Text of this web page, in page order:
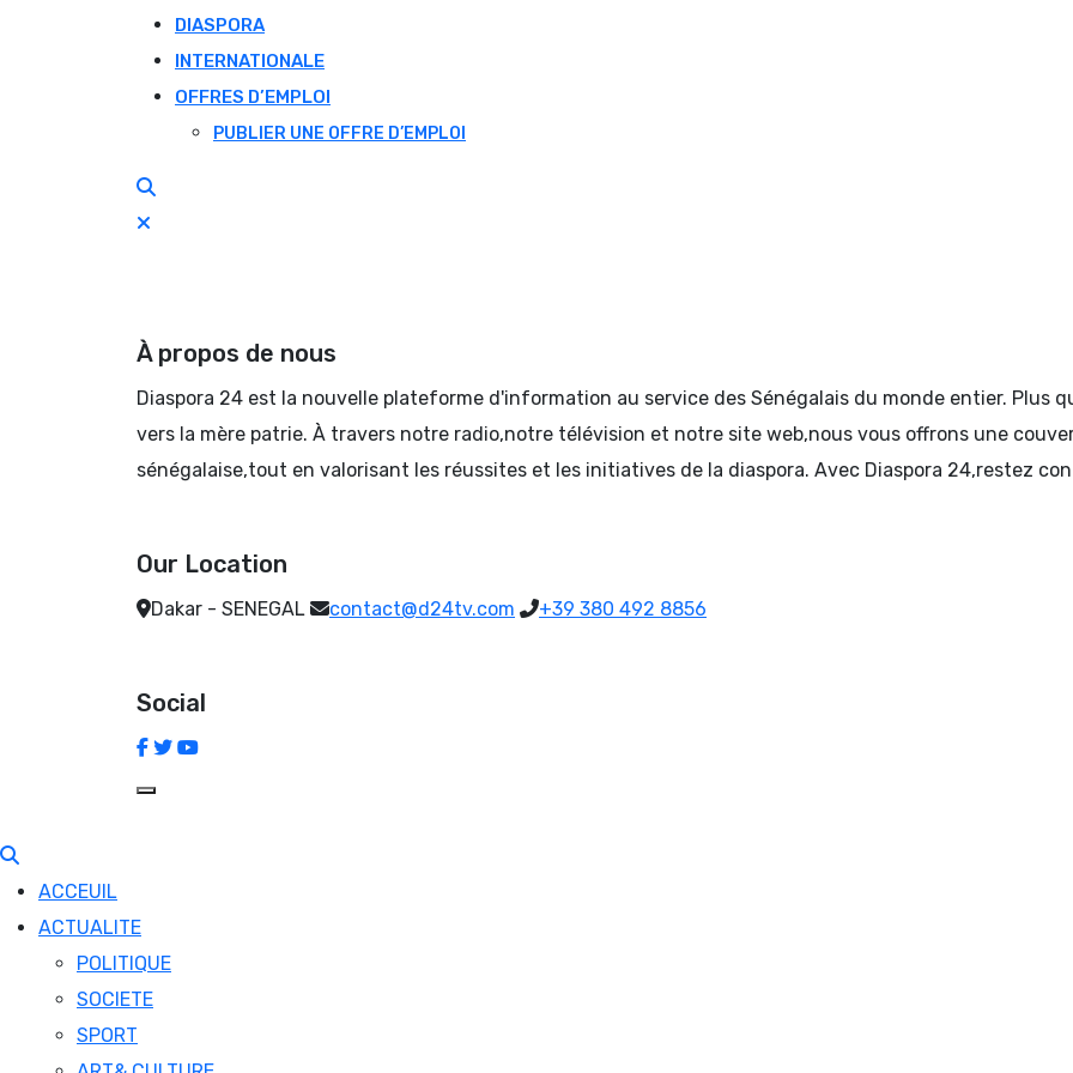
DIASPORA
INTERNATIONALE
OFFRES D’EMPLOI
PUBLIER UNE OFFRE D’EMPLOI
À propos de nous
Diaspora 24 est la nouvelle plateforme d'information au service des Sénégalais du monde entier. Plus
vers la mère patrie. À travers notre radio,notre télévision et notre site web,nous vous offrons une
sénégalaise,tout en valorisant les réussites et les initiatives de la diaspora. Avec Diaspora 24,restez
Our Location
Dakar - SENEGAL contact@d24tv.com +39 380 492 8856
Social
ACCEUIL
ACTUALITE
POLITIQUE
SOCIETE
SPORT